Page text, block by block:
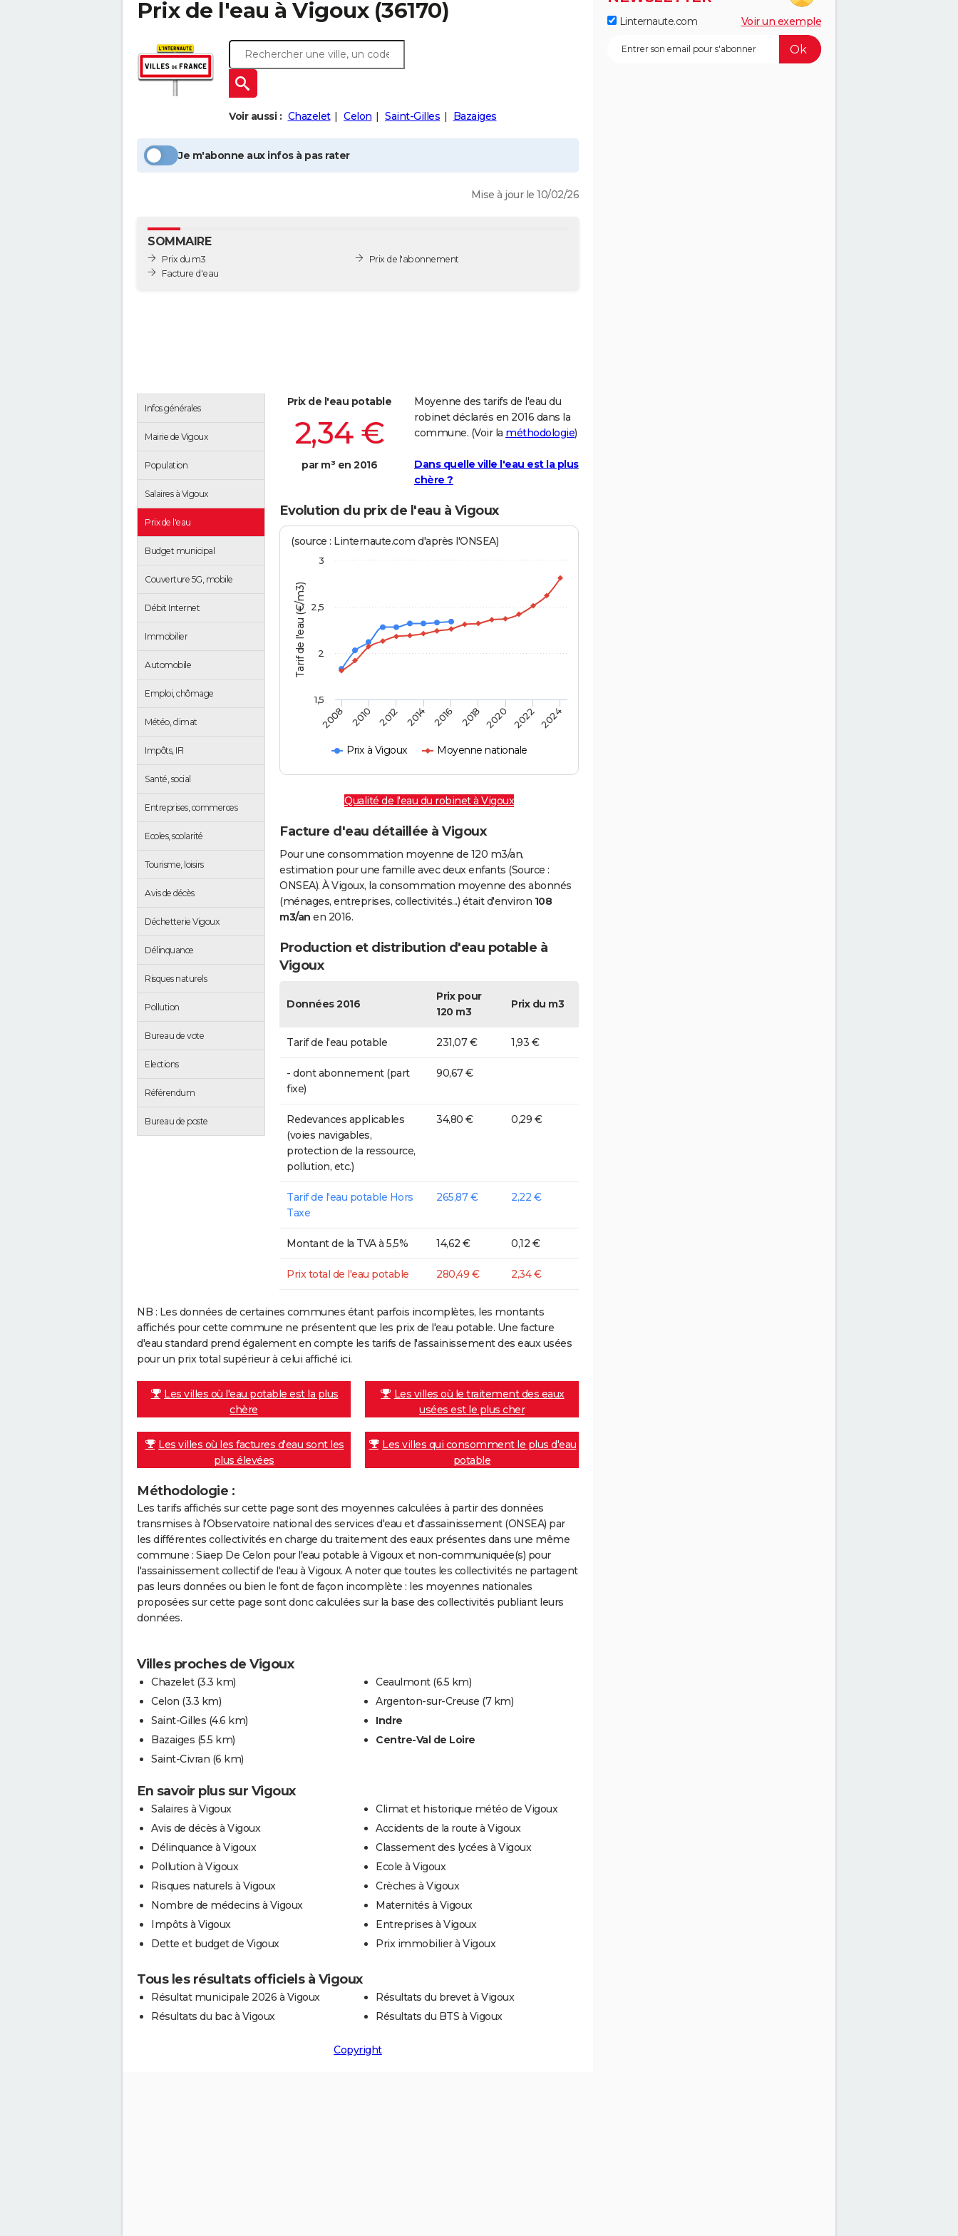
Prix de l'eau à Vigoux(36170)
Voir aussi : Chazelet Celon Saint-Gilles Bazaiges
Je m'abonne aux infos à pas rater
Mise à jour le 10/02/26
SOMMAIRE
Prix du m3
Facture d'eau
Prix de l'abonnement
Infos générales
Mairie de Vigoux
Population
Salaires à Vigoux
Prix de l'eau
Budget municipal
Couverture 5G, mobile
Débit Internet
Immobilier
Automobile
Emploi, chômage
Météo, climat
Impôts, IFI
Santé, social
Entreprises, commerces
Ecoles, scolarité
Tourisme, loisirs
Avis de décès
Déchetterie Vigoux
Délinquance
Risques naturels
Pollution
Bureau de vote
Elections
Référendum
Bureau de poste
Prix de l'eau potable
2,34 €
par m³ en 2016
Moyenne des tarifs de l'eau du
robinet déclarés en 2016 dans la
commune. (Voir la méthodologie)
Dans quelle ville l'eau est la plus
chère ?
Evolution du prix de l'eau à Vigoux
Tarif de l'eau (€/m3)
(source : Linternaute.com d'après l'ONSEA)
Prix à Vigoux Moyenne nationale
2008 2010 2012 2014 2016 2018 2020 2022 2024
2
2,5
3
1,5
Qualité de l'eau du robinet à Vigoux
Facture d'eau détaillée à Vigoux
Pour une consommation moyenne de 120 m3/an,
estimation pour une famille avec deux enfants (Source :
ONSEA). À Vigoux, la consommation moyenne des abonnés
(ménages, entreprises, collectivités...) était d'environ 108
m3/an en 2016.
Production et distribution d'eau potable à
Vigoux
Données 2016
Prix pour
120 m3
Prix du m3
Tarif de l'eau potable 231,07 € 1,93 €
- dont abonnement (part
fixe)
90,67 €
Redevances applicables
(voies navigables,
protection de la ressource,
pollution, etc.)
34,80 € 0,29 €
Tarif de l'eau potable Hors
Taxe
265,87 € 2,22 €
Montant de la TVA à 5,5% 14,62 € 0,12 €
Prix total de l'eau potable 280,49 € 2,34 €
NB : Les données de certaines communes étant parfois incomplètes, les montants
affichés pour cette commune ne présentent que les prix de l'eau potable. Une facture
d'eau standard prend également en compte les tarifs de l'assainissement des eaux usées
pour un prix total supérieur à celui affiché ici.
Les villes où l'eau potable est la plus
chère
Les villes où le traitement des eaux
usées est le plus cher
Les villes où les factures d'eau sont les
plus élevées
Les villes qui consomment le plus d'eau
potable
Méthodologie :
Les tarifs affichés sur cette page sont des moyennes calculées à partir des données
transmises à l'Observatoire national des services d'eau et d'assainissement (ONSEA) par
les différentes collectivités en charge du traitement des eaux présentes dans une même
commune : Siaep De Celon pour l'eau potable à Vigoux et non-communiquée(s) pour
l'assainissement collectif de l'eau à Vigoux. A noter que toutes les collectivités ne partagent
pas leurs données ou bien le font de façon incomplète : les moyennes nationales
proposées sur cette page sont donc calculées sur la base des collectivités publiant leurs
données.
Villes proches de Vigoux
Chazelet (3.3 km)
Celon (3.3 km)
Saint-Gilles (4.6 km)
Bazaiges (5.5 km)
Saint-Civran (6 km)
Ceaulmont (6.5 km)
Argenton-sur-Creuse (7 km)
Indre
Centre-Val de Loire
En savoir plus sur Vigoux
Salaires à Vigoux
Avis de décès à Vigoux
Délinquance à Vigoux
Pollution à Vigoux
Risques naturels à Vigoux
Nombre de médecins à Vigoux
Impôts à Vigoux
Dette et budget de Vigoux
Climat et historique météo de Vigoux
Accidents de la route à Vigoux
Classement des lycées à Vigoux
Ecole à Vigoux
Crèches à Vigoux
Maternités à Vigoux
Entreprises à Vigoux
Prix immobilier à Vigoux
Tous les résultats officiels à Vigoux
Résultat municipale 2026 à Vigoux
Résultats du bac à Vigoux
Résultats du brevet à Vigoux
Résultats du BTS à Vigoux
Copyright
Linternaute.com Voir un exemple